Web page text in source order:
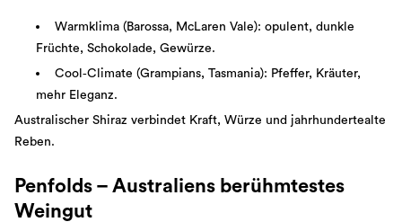
Warmklima (Barossa, McLaren Vale): opulent, dunkle
Früchte, Schokolade, Gewürze.
Cool‑Climate (Grampians, Tasmania): Pfeffer, Kräuter,
mehr Eleganz.
Australischer Shiraz verbindet Kraft, Würze und jahrhundertealte
Reben.
Penfolds – Australiens berühmtestes
Weingut